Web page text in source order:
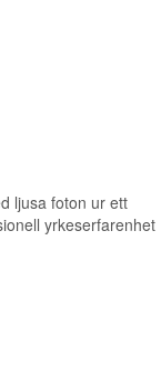
ljusa foton ur ett
yrkeserfarenhet